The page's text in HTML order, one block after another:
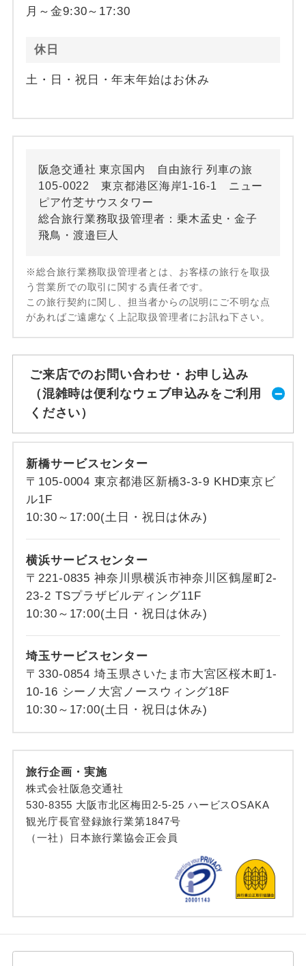
月～金9:30～17:30
休日
土・日・祝日・年末年始はお休み
阪急交通社 東京国内 自由旅行 列車の旅
105-0022 東京都港区海岸1-16-1 ニュー
ピア竹芝サウスタワー
総合旅行業務取扱管理者：乗木孟史・金子
飛鳥・渡邉巨人
※総合旅行業務取扱管理者とは、お客様の旅行を取扱
う営業所での取引に関する責任者です。
この旅行契約に関し、担当者からの説明にご不明な点
があればご遠慮なく上記取扱管理者にお訊ね下さい。
ご来店でのお問い合わせ・お申し込み
（混雑時は便利なウェブ申込みをご利用
ください）
新橋サービスセンター
〒105-0004 東京都港区新橋3-3-9 KHD東京ビ
ル1F
10:30～17:00(土日・祝日は休み)
横浜サービスセンター
〒221-0835 神奈川県横浜市神奈川区鶴屋町2-
23-2 TSプラザビルディング11F
10:30～17:00(土日・祝日は休み)
埼玉サービスセンター
〒330-0854 埼玉県さいたま市大宮区桜木町1-
10-16 シーノ大宮ノースウィング18F
10:30～17:00(土日・祝日は休み)
旅行企画・実施
株式会社阪急交通社
530-8355 大阪市北区梅田2-5-25 ハービスOSAKA
観光庁長官登録旅行業第1847号
（一社）日本旅行業協会正会員